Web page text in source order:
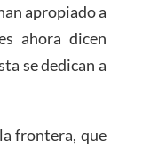
apropiado a
ahora dicen
se dedican a
frontera, que